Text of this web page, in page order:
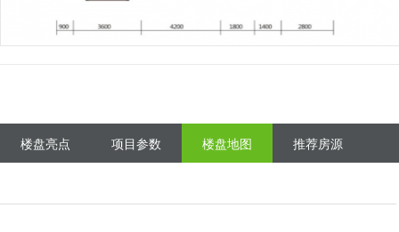
楼盘亮点 项目参数 楼盘地图 推荐房源